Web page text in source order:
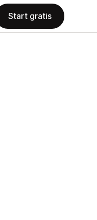
Start gratis